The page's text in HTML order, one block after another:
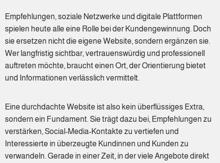
Empfehlungen, soziale Netzwerke und digitale Plattformen
spielen heute alle eine Rolle bei der Kundengewinnung. Doch
sie ersetzen nicht die eigene Website, sondern ergänzen sie.
Wer langfristig sichtbar, vertrauenswürdig und professionell
auftreten möchte, braucht einen Ort, der Orientierung bietet
und Informationen verlässlich vermittelt.
Eine durchdachte Website ist also kein überflüssiges Extra,
sondern ein Fundament. Sie trägt dazu bei, Empfehlungen zu
verstärken, Social-Media-Kontakte zu vertiefen und
Interessierte in überzeugte Kundinnen und Kunden zu
verwandeln. Gerade in einer Zeit, in der viele Angebote direkt